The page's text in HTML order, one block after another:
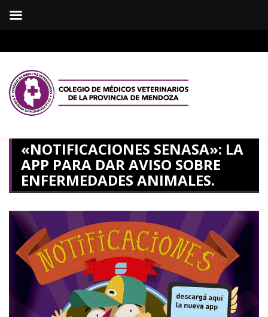
«NOTIFICACIONES SENASA»: LA
APP PARA DAR AVISO SOBRE
ENFERMEDADES ANIMALES.